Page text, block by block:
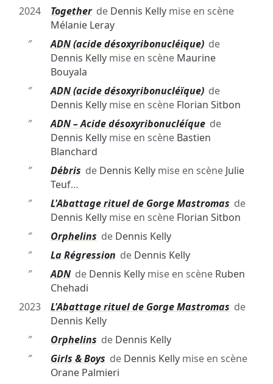
2024
Togetherde Dennis Kellymise en scène
Mélanie Leray
″
ADN (acide désoxyribonucléique)de
Dennis Kellymise en scène Maurine
Bouyala
″
ADN (acide désoxyribonucléïque)de
Dennis Kellymise en scène Florian Sitbon
″
ADN – Acide désoxyribonucléíquede
Dennis Kellymise en scène Bastien
Blanchard
″
Débris de Dennis Kellymise en scène Julie
Teuf…
″
L'Abattage rituel de Gorge Mastromas de
Dennis Kellymise en scène Florian Sitbon
″
Orphelins de Dennis Kelly
″
La Régression de Dennis Kelly
″
ADNde Dennis Kellymise en scène Ruben
Chehadi
2023
L'Abattage rituel de Gorge Mastromas de
Dennis Kelly
″
Orphelins de Dennis Kelly
″
Girls & Boys de Dennis Kellymise en scène
Orane Palmieri